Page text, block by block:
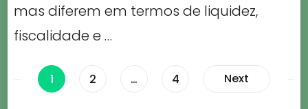
mas diferem em termos de liquidez,
fiscalidade e …
Paginação
Page
1 Page
2 … Page
4 Next